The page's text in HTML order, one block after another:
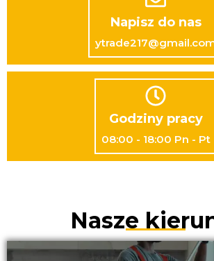
Napisz do nas
Godziny pracy
08:00 - 18:00 Pn - Pt
Nasze